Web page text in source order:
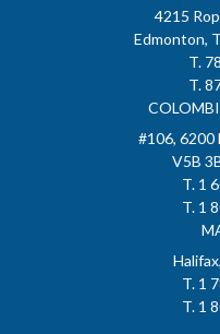
4215
Edmonton,
T.
T.
#106, 6200
V5B
T. 1
T. 1
T. 1
T. 1